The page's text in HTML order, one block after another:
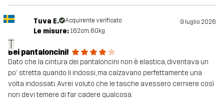
T
Tuva E. Acquirente verificato 9 luglio 2026
Le misure: 162cm, 60kg
Bei pantaloncini!
Dato che la cintura dei pantaloncini non è elastica, diventava un
po' stretta quando li indossi, ma calzavano perfettamente una
volta indossati. Avrei voluto che le tasche avessero cerniere così
non devi temere di far cadere qualcosa.